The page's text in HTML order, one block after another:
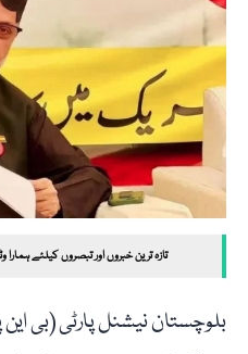
تازہ ترین خبروں اور تبصروں کیلئے
بلوچستان نیشنل پارٹی (بی این